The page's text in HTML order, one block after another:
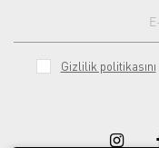
Gizlilik politikasını